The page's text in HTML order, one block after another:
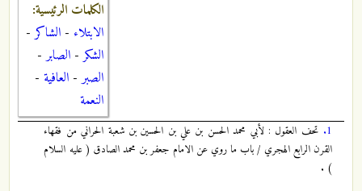
الكلمات الرئيسية:
الابتلاء - الشاكر-
الشكر- الصابر-
الصبر- العافية -
النعمة
1. تحف العقول : لأبي محمد الحسن بن علي بن الحسين بن شعبة الحراني من فقهاء
القرن الرابع الهجري / باب ما روي عن الامام جعفر بن محمد الصادق ( عليه السلام
) .